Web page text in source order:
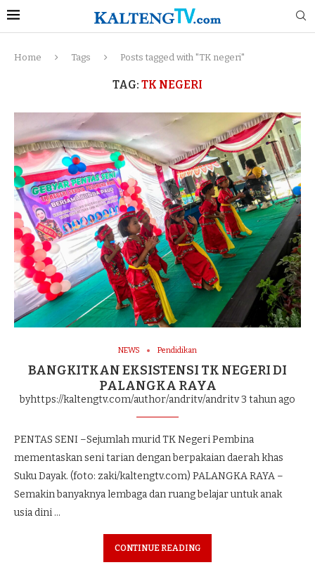
Home Tags Posts tagged with "TK negeri"
TAG: TK NEGERI
NEWS Pendidikan
BANGKITKAN EKSISTENSI TK NEGERI DI
PALANGKA RAYA
byhttps://kaltengtv.com/author/andritv/andritv3 tahun ago
PENTAS SENI –Sejumlah murid TK Negeri Pembina
mementaskan seni tarian dengan berpakaian daerah khas
Suku Dayak. (foto: zaki/kaltengtv.com) PALANGKA RAYA –
Semakin banyaknya lembaga dan ruang belajar untuk anak
usia dini …
CONTINUE READING